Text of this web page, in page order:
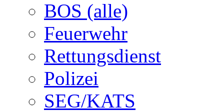
BOS (alle)
Feuerwehr
Rettungsdienst
Polizei
SEG/KATS